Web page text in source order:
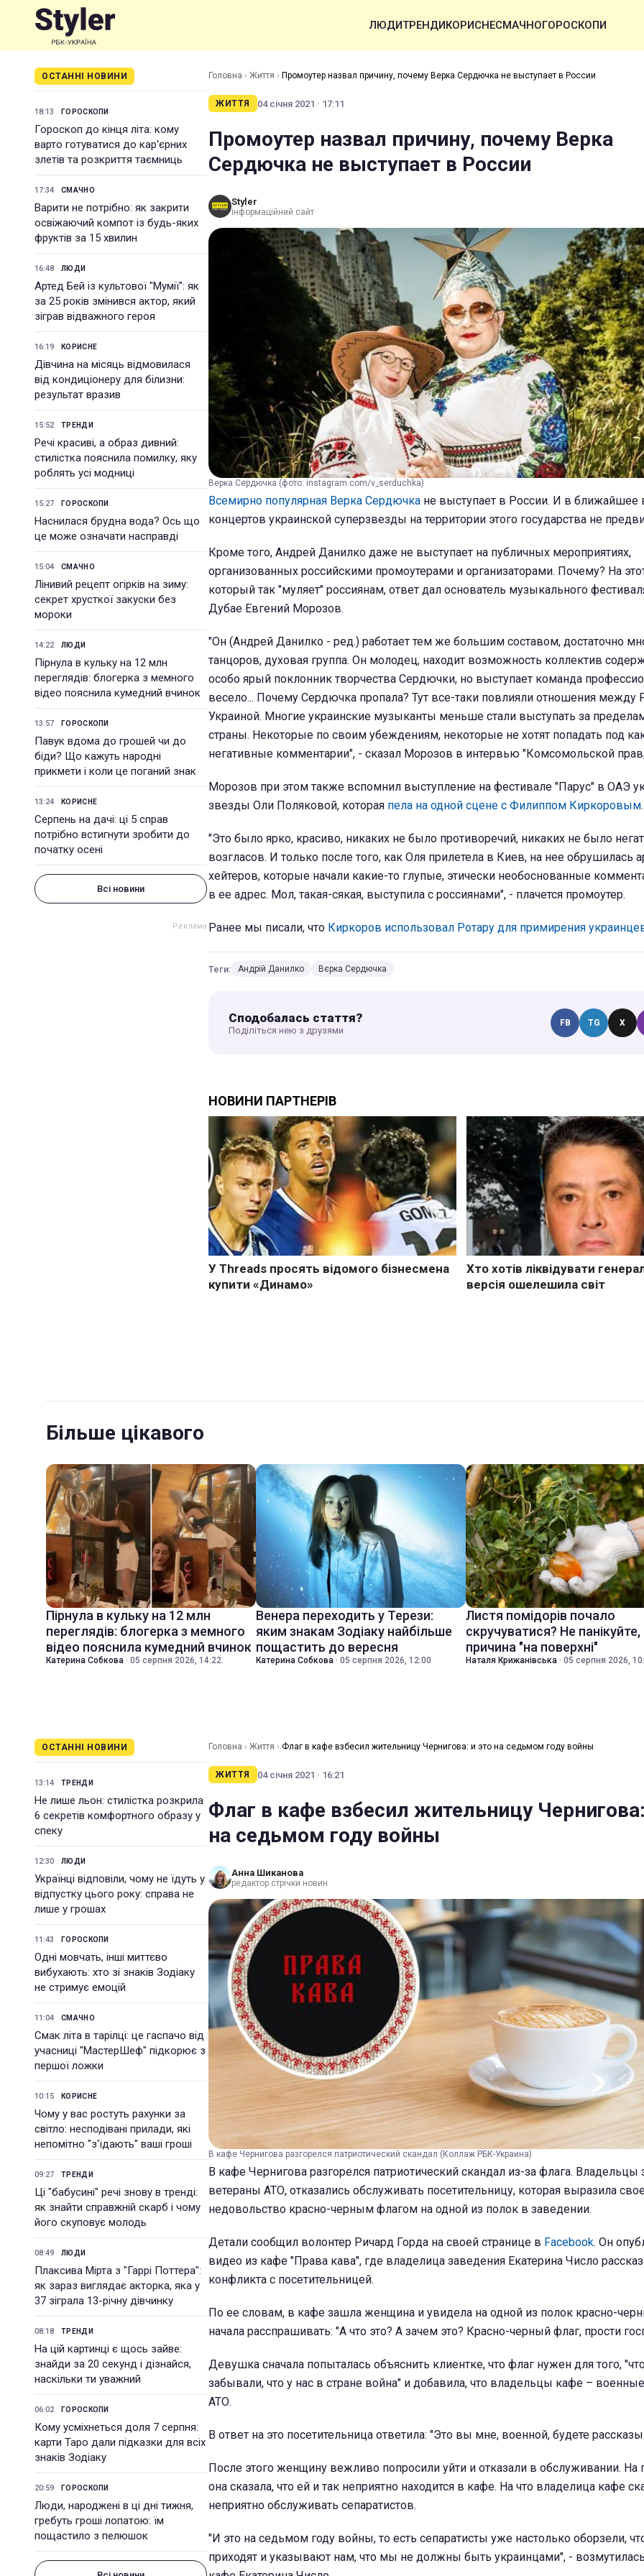
ЛЮДИТРЕНДИКОРИСНЕСМАЧНОГОРОСКОПИ
ОСТАННІ НОВИНИ
18:13 ГОРОСКОПИ
Гороскоп до кінця літа: кому
варто готуватися до кар'єрних
злетів та розкриття таємниць
17:34 СМАЧНО
Варити не потрібно: як закрити
освіжаючий компот із будь-яких
фруктів за 15 хвилин
16:48 ЛЮДИ
Артед Бей із культової "Мумії": як
за 25 років змінився актор, який
зіграв відважного героя
16:19 КОРИСНЕ
Дівчина на місяць відмовилася
від кондиціонеру для білизни:
результат вразив
15:52 ТРЕНДИ
Речі красиві, а образ дивний:
стилістка пояснила помилку, яку
роблять усі модниці
15:27 ГОРОСКОПИ
Наснилася брудна вода? Ось що
це може означати насправді
15:04 СМАЧНО
Лінивий рецепт огірків на зиму:
секрет хрусткої закуски без
мороки
14:22 ЛЮДИ
Пірнула в кульку на 12 млн
переглядів: блогерка з мемного
відео пояснила кумедний вчинок
13:57 ГОРОСКОПИ
Павук вдома до грошей чи до
біди? Що кажуть народні
прикмети і коли це поганий знак
13:24 КОРИСНЕ
Серпень на дачі: ці 5 справ
потрібно встигнути зробити до
початку осені
Всі новини
Головна › Життя › Промоутер назвал причину, почему Верка Сердючка не выступает в России
ЖИТТЯ 04 січня 2021 · 17:11
Промоутер назвал причину, почему Верка
Сердючка не выступает в России
Styler
інформаційний сайт
Верка Сердючка (фото: instagram.com/v_serduchka)
Всемирно популярная Верка Сердючка не выступает в России. И в ближайшее
концертов украинской суперзвезды на территории этого государства не
Кроме того, Андрей Данилко даже не выступает на публичных мероприятиях,
организованных российскими промоутерами и организаторами. Почему? На
который так "муляет" россиянам, ответ дал основатель музыкального
Дубае Евгений Морозов.
"Он (Андрей Данилко - ред.) работает тем же большим составом, достаточно
танцоров, духовая группа. Он молодец, находит возможность коллектив
особо ярый поклонник творчества Сердючки, но выступает команда
весело... Почему Сердючка пропала? Тут все-таки повлияли отношения между
Украиной. Многие украинские музыканты меньше стали выступать за
страны. Некоторые по своим убеждениям, некоторые не хотят попадать под
негативные комментарии", - сказал Морозов в интервью "Комсомольской
Морозов при этом также вспомнил выступление на фестивале "Парус" в ОАЭ
звезды Оли Поляковой, которая пела на одной сцене с Филиппом Киркоровым.
"Это было ярко, красиво, никаких не было противоречий, никаких не было
возгласов. И только после того, как Оля прилетела в Киев, на нее обрушилась
хейтеров, которые начали какие-то глупые, этически необоснованные
в ее адрес. Мол, такая-сякая, выступила с россиянами", - плачется промоутер.
Ранее мы писали, что Киркоров использовал Ротару для примирения
Теги: Андрій Данилко Вєрка Сердючка
Сподобалась стаття?
Поділіться нею з друзями
FB TG X
Більше цікавого
Пірнула в кульку на 12 млн
переглядів: блогерка з мемного
відео пояснила кумедний вчинок
Катерина Собкова · 05 серпня 2026, 14:22
Венера переходить у Терези:
яким знакам Зодіаку найбільше
пощастить до вересня
Катерина Собкова · 05 серпня 2026, 12:00
Листя помідорів почало
скручуватися? Не панікуйте,
причина "на поверхні"
Наталя Крижанівська · 05 серпня 2026,
ОСТАННІ НОВИНИ
13:14 ТРЕНДИ
Не лише льон: стилістка розкрила
6 секретів комфортного образу у
спеку
12:30 ЛЮДИ
Українці відповіли, чому не їдуть у
відпустку цього року: справа не
лише у грошах
11:43 ГОРОСКОПИ
Одні мовчать, інші миттєво
вибухають: хто зі знаків Зодіаку
не стримує емоцій
11:04 СМАЧНО
Смак літа в тарілці: це гаспачо від
учасниці "МастерШеф" підкорює з
першої ложки
10:15 КОРИСНЕ
Чому у вас ростуть рахунки за
світло: несподівані прилади, які
непомітно "з'їдають" ваші гроші
09:27 ТРЕНДИ
Ці "бабусині" речі знову в тренді:
як знайти справжній скарб і чому
його скуповує молодь
08:49 ЛЮДИ
Плаксива Мірта з "Гаррі Поттера":
як зараз виглядає акторка, яка у
37 зіграла 13-річну дівчинку
08:18 ТРЕНДИ
На цій картинці є щось зайве:
знайди за 20 секунд і дізнайся,
наскільки ти уважний
06:02 ГОРОСКОПИ
Кому усміхнеться доля 7 серпня:
карти Таро дали підказки для всіх
знаків Зодіаку
20:59 ГОРОСКОПИ
Люди, народжені в ці дні тижня,
гребуть гроші лопатою: їм
пощастило з пелюшок
Головна › Життя › Флаг в кафе взбесил жительницу Чернигова: и это на седьмом году войны
ЖИТТЯ 04 січня 2021 · 16:21
Флаг в кафе взбесил жительницу
на седьмом году войны
Анна Шиканова
редактор стрічки новин
В кафе Чернигова разгорелся патриотический скандал (Коллаж РБК-Украина)
В кафе Чернигова разгорелся патриотический скандал из-за флага. Владельцы
ветераны АТО, отказались обслуживать посетительницу, которая выразила
недовольство красно-черным флагом на одной из полок в заведении.
Детали сообщил волонтер Ричард Горда на своей странице в Facebook. Он
видео из кафе "Права кава", где владелица заведения Екатерина Число
конфликта с посетительницей.
По ее словам, в кафе зашла женщина и увидела на одной из полок красно-
начала расспрашивать: "А что это? А зачем это? Красно-черный флаг, прости
Девушка сначала попыталась объяснить клиентке, что флаг нужен для того,
забывали, что у нас в стране война" и добавила, что владельцы кафе –
АТО.
В ответ на это посетительница ответила: "Это вы мне, военной, будете
После этого женщину вежливо попросили уйти и отказали в обслуживании. На
она сказала, что ей и так неприятно находится в кафе. На что владелица кафе
неприятно обслуживать сепаратистов.
"И это на седьмом году войны, то есть сепаратисты уже настолько оборзели,
приходят и указывают нам, что мы не должны быть украинцами", -